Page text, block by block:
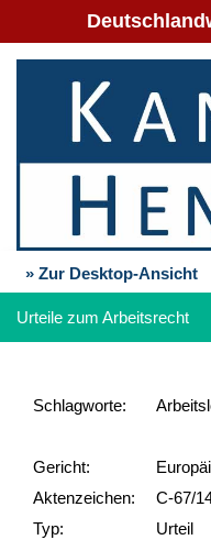
» Zur Desktop-Ansicht
Urteile zum Arbeitsrecht
Schlag­worte:
Gericht:
Akten­zeichen:
C-67/
Typ:
Urteil